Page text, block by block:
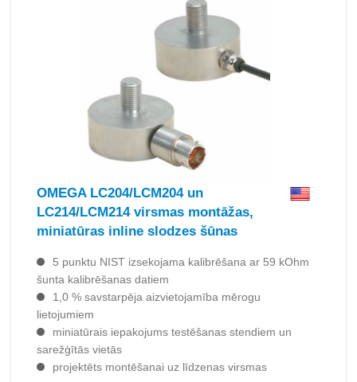
OMEGA LC204/LCM204 un
LC214/LCM214 virsmas montāžas,
miniatūras inline slodzes šūnas
5 punktu NIST izsekojama kalibrēšana ar 59 kOhm
šunta kalibrēšanas datiem
1,0 % savstarpēja aizvietojamība mērogu
lietojumiem
miniatūrais iepakojums testēšanas stendiem un
sarežģītās vietās
projektēts montēšanai uz līdzenas virsmas